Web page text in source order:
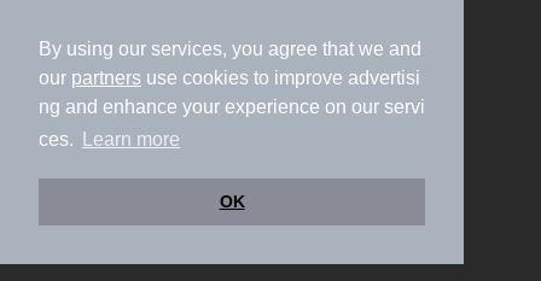
By using our services, you agree that we and
our partners use cookies to improve advertisi
ng and enhance your experience on our servi
ces.
Learn more
OK
加盟店募集（資料請求）
広告出稿のご案内
利用規約
ライフスタイルMEMBERS+規約
特定商取引法に基づく表記
ヘルプ
採用情報
運営会社